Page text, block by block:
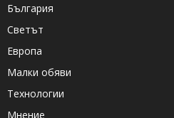
България
Светът
Европа
Малки обяви
Технологии
Мнение